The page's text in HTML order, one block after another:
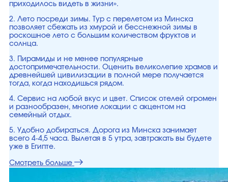
приходилось видеть в жизни».
2. Лето посреди зимы. Тур с перелетом из Минска
позволяет сбежать из хмурой и бесснежной зимы в
роскошное лето с большим количеством фруктов и
солнца.
3. Пирамиды и не менее популярные
достопримечательности. Оценить великолепие храмов и
древнейшей цивилизации в полной мере получается
тогда, когда находишься рядом.
4. Сервис на любой вкус и цвет. Список отелей огромен
и разнообразен, многие локации с акцентом на
семейный отдых.
5. Удобно добираться. Дорога из Минска занимает
всего 4-4,5 часа. Вылетая в 5 утра, завтракать вы будете
уже в Египте.
Смотреть больше